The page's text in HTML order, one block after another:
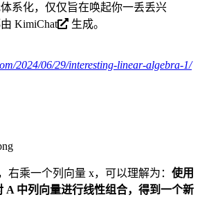
系化，仅仅旨在唤起你一丢丢兴
KimiChat 生成。
2024/06/29/interesting-linear-algebra-1/
右乘一个列向量 x，可以理解为： 使用
A 中列向量进行线性组合，得到一个新